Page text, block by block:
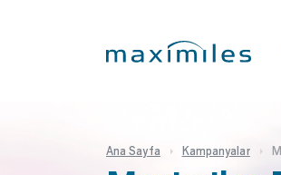
Ana Sayfa Kampanyalar